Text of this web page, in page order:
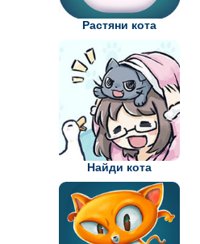
Растяни кота
Найди кота